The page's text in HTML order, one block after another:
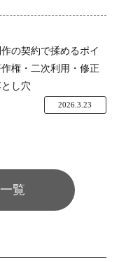
の契約で揉めるポイ
権・二次利用・修正
し穴
2026.3.23
覧